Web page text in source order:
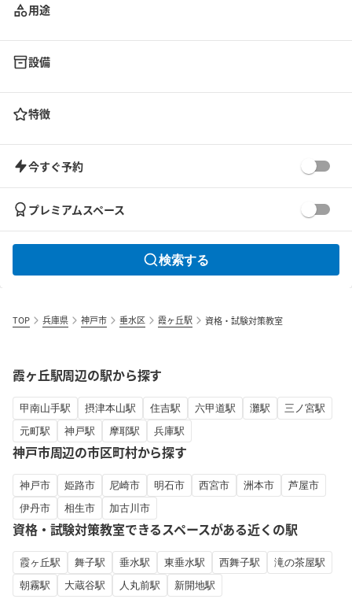
用途
設備
特徴
今すぐ予約
プレミアムスペース
検索する
TOP 兵庫県 神戸市 垂水区 霞ヶ丘駅 資格・試験対策教室
霞ヶ丘駅周辺の駅から探す
甲南山手駅 摂津本山駅 住吉駅 六甲道駅 灘駅
三ノ宮駅
元町駅
神戸駅 摩耶駅 兵庫駅
神戸市周辺の市区町村から探す
神戸市 姫路市 尼崎市 明石市 西宮市 洲本市
芦屋市
伊丹市
相生市 加古川市
資格・試験対策教室できるスペースがある近くの駅
霞ヶ丘駅 舞子駅 垂水駅 東垂水駅 西舞子駅
滝の茶屋駅
朝霧駅
大蔵谷駅 人丸前駅 新開地駅